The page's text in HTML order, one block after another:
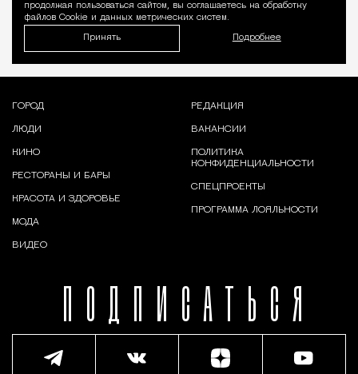
продолжая пользоваться сайтом, вы соглашаетесь на обработку
файлов Cookie и данных метрических систем.
Принять Подробнее
ПОДПИСАТЬСЯ
ГОРОД
ЛЮДИ
КИНО
РЕСТОРАНЫ И БАРЫ
КРАСОТА И ЗДОРОВЬЕ
МОДА
ВИДЕО
РЕДАКЦИЯ
ВАКАНСИИ
ПОЛИТИКА
КОНФИДЕНЦИАЛЬНОСТИ
СПЕЦПРОЕКТЫ
ПРОГРАММА ЛОЯЛЬНОСТИ